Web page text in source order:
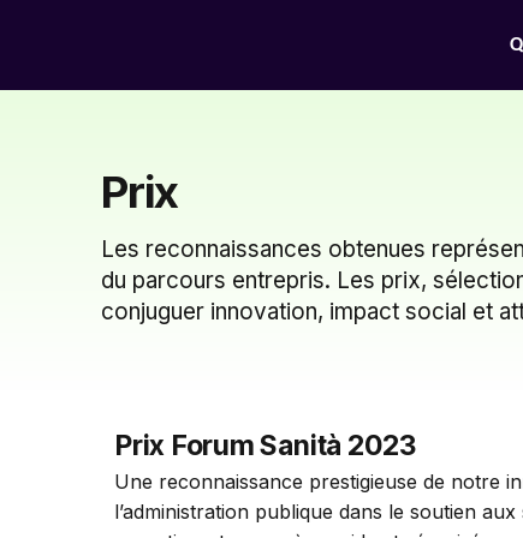
Prix
Les reconnaissances obtenues
du parcours entrepris. Les prix,
conjuguer innovation, impact social et
Prix Forum Sanità 2023
Une reconnaissance prestigieuse de notre
l’administration publique dans le soutien